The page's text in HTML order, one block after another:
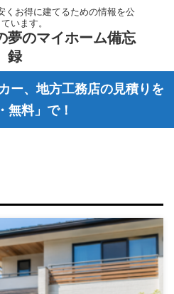
くお得に建てるための情報を公
います。
夢のマイホーム備忘
録
ー、地方工務店の見積りを
無料」で！